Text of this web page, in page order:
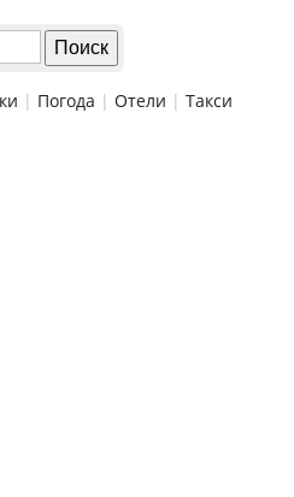
| Погода | Отели | Такси